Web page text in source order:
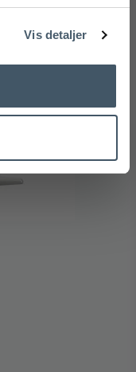
Vis detaljer